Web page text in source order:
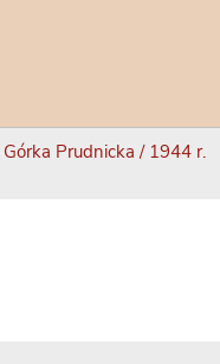
Górka Prudnicka / 1944 r.